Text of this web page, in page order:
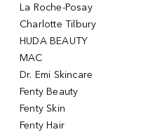
La Roche-Posay
Charlotte Tilbury
HUDA BEAUTY
MAC
Dr. Emi Skincare
Fenty Beauty
Fenty Skin
Fenty Hair